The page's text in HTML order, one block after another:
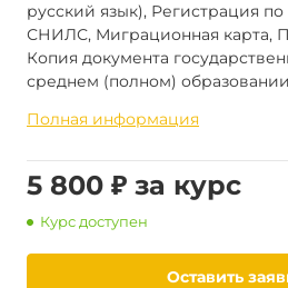
русский язык), Регистрация
СНИЛС, Миграционная карта,
Копия документа
среднем (полном) образовании
Полная информация
5 800 ₽ за курс
Курс доступен
Оставить